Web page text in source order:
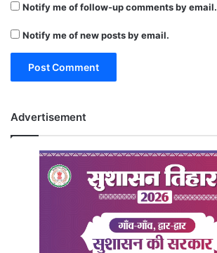
Notify me of follow-up comments by email.
Notify me of new posts by email.
Advertisement